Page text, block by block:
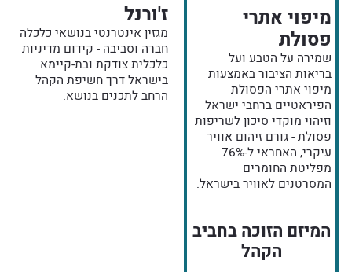
מיפוי אתרי
פסולת
שמירה על הטבע ועל
בריאות הציבור באמצעות
מיפוי אתרי הפסולת
הפיראטיים ברחבי ישראל
וזיהוי מוקדי סיכון לשריפות
פסולת - גורם זיהום אוויר
עיקרי, האחראי ל-76%
מפליטת החומרים
המסרטנים לאוויר בישראל.
המיזם הזוכה בחביב
הקהל
ז'ורנל
מגזין אינטרנטי בנושאי כלכלה
חברה וסביבה - קידום מדיניות
כלכלית צודקת ובת-קיימא
בישראל דרך חשיפת הקהל
הרחב לתכנים בנושא.